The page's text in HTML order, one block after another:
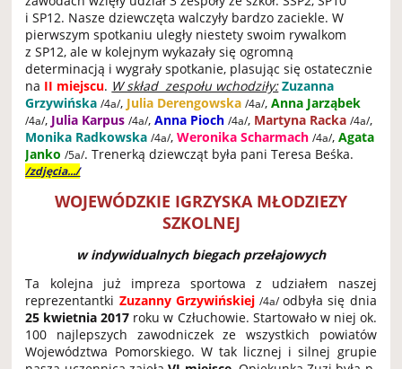
i SP12. Nasze dziewczęta walczyły bardzo zaciekle. W
pierwszym spotkaniu uległy niestety swoim rywalkom
z SP12, ale w kolejnym wykazały się ogromną
determinacją i wygrały spotkanie, plasując się ostatecznie
na II miejscu. W skład zespołu wchodziły: Zuzanna
Grzywińska /4a/, Julia Derengowska /4a/,Anna Jarząbek
/4a/, Julia Karpus/4a/,Anna Pioch /4a/, Martyna Racka /4a/,
Monika Radkowska /4a/,Weronika Scharmach/4a/,Agata
Janko /5a/. Trenerką dziewcząt była pani Teresa Beśka.
/zdjęcia.../
WOJEWÓDZKIE IGRZYSKA MŁODZIEZY
SZKOLNEJ
w indywidualnych biegach przełajowych
Ta kolejna już impreza sportowa z udziałem naszej
reprezentantki Zuzanny Grzywińskiej /4a/odbyła się dnia
25 kwietnia 2017 roku w Człuchowie. Startowało w niej ok.
100 najlepszych zawodniczek ze wszystkich powiatów
Województwa Pomorskiego. W tak licznej i silnej grupie